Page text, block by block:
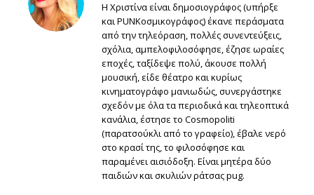
Η Χριστίνα είναι δημοσιογράφος (υπήρξε
και PUNKοσμικογράφος) έκανε περάσματα
από την τηλεόραση, πολλές συνεντεύξεις,
σχόλια, αμπελοφιλοσόφησε, έζησε ωραίες
εποχές, ταξίδεψε πολύ, άκουσε πολλή
μουσική, είδε θέατρο και κυρίως
κινηματογράφο μανιωδώς, συνεργάστηκε
σχεδόν με όλα τα περιοδικά και τηλεοπτικά
κανάλια, έστησε το Cosmopoliti
(παρατσούκλι από το γραφείο), έβαλε νερό
στο κρασί της, το φιλοσόφησε και
παραμένει αισιόδοξη. Είναι μητέρα δύο
παιδιών και σκυλιών ράτσας pug.